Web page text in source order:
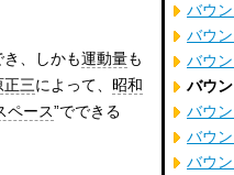
き、しかも運動量も
正三によって、 昭和
ペース”でできる
バウ
バウ
バウ
バウ
バウ
バウ
バウ